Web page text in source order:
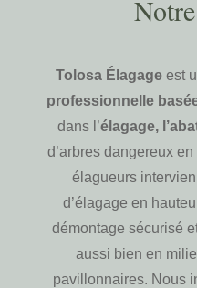
Tolosa Élagage est
professionnelle
dans l’élagage,
d’arbres dangereux
élagueurs
d’élagage en
démontage sécurisé et
aussi bien en
pavillonnaires. Nous